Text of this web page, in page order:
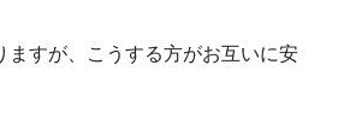
ますが、こうする方がお互いに安